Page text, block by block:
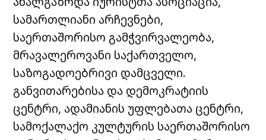
სამართლიანი არჩევნები,
საერთაშორისო გამჭვირვალეობა,
მრავალეროვანი საქართველო,
საზოგადოებრივი დამცველი.
განვითარებისა და დემოკრატიის
ცენტრი, ადამიანის უფლებათა ცენტრი,
სამოქალაქო კულტურის საერთაშორისო